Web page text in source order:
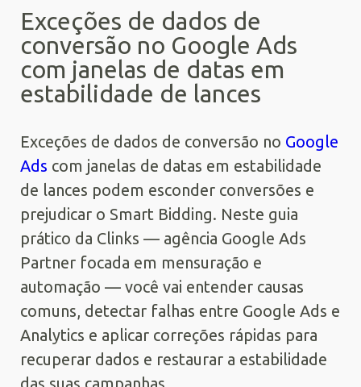
Exceções de dados de
conversão no Google Ads
com janelas de datas em
estabilidade de lances
Exceções de dados de conversão no Google
Ads com janelas de datas em estabilidade
de lances podem esconder conversões e
prejudicar o Smart Bidding. Neste guia
prático da Clinks — agência Google Ads
Partner focada em mensuração e
automação — você vai entender causas
comuns, detectar falhas entre Google Ads e
Analytics e aplicar correções rápidas para
recuperar dados e restaurar a estabilidade